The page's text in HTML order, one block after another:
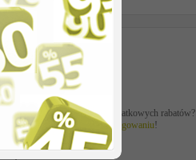
Cena netto
23,47 zł
Chcesz korzystać z dodatkowych rabatów?
Najlepszeceny pozalogowaniu!